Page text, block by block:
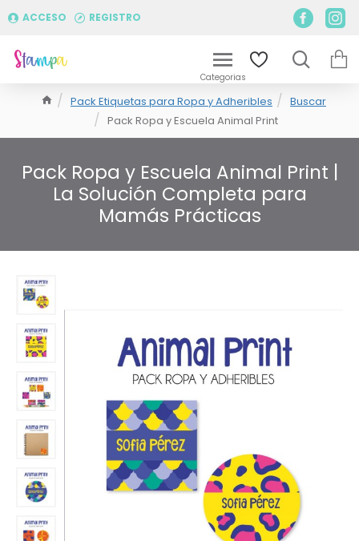
ACCESO REGISTRO
Pack Etiquetas para Ropa y Adheribles
Buscar
Pack Ropa y Escuela Animal Print
Pack Ropa y Escuela Animal Print |
La Solución Completa para
Mamás Prácticas